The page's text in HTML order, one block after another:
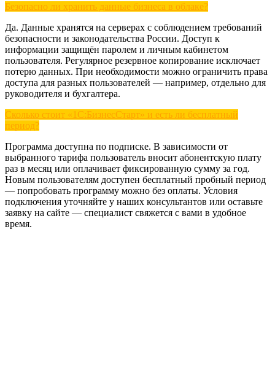
Безопасно ли хранить данные бизнеса в облаке?
Да. Данные хранятся на серверах с соблюдением требований
безопасности и законодательства России. Доступ к
информации защищён паролем и личным кабинетом
пользователя. Регулярное резервное копирование исключает
потерю данных. При необходимости можно ограничить права
доступа для разных пользователей — например, отдельно для
руководителя и бухгалтера.
Сколько стоит «1С:БизнесСтарт» и есть ли бесплатный
период?
Программа доступна по подписке. В зависимости от
выбранного тарифа пользователь вносит абонентскую плату
раз в месяц или оплачивает фиксированную сумму за год.
Новым пользователям доступен бесплатный пробный период
— попробовать программу можно без оплаты. Условия
подключения уточняйте у наших консультантов или оставьте
заявку на сайте — специалист свяжется с вами в удобное
время.